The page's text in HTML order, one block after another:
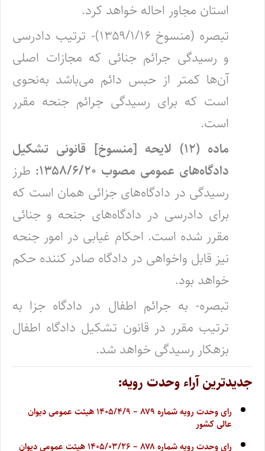
استان مجاور احاله خواهد کرد.
تبصره (منسوخ ۱۳۵۹/۱/۱۶)- ترتیب دادرسی
و رسیدگی جرائم جنائی که مجازات اصلی
آن‌ها کمتر از حبس دائم می‌باشد به‌نحوی
است که برای رسیدگی جرائم جنحه مقرر
است.
ماده (۱۲) لایحه [منسوخ] قانونی تشکیل
دادگاه‌های عمومی مصوب ۱۳۵۸/۶/۲۰:
طرز
رسیدگی در دادگاه‌های جزائی همان است که
برای دادرسی در دادگاه‌های جنحه و جنائی
مقرر شده است. احکام غیابی در امور جنحه
نیز قابل واخواهی در دادگاه صادر کننده حکم
خواهد بود.
تبصره- به جرائم اطفال در دادگاه جزا به
ترتیب مقرر در قانون تشکیل دادگاه اطفال
بزهکار رسیدگی خواهد شد.
جدیدترین آراء وحدت رویه:
رای وحدت رویه شماره ۸۷۹ – ۱۴۰۵/۴/۹ هیئت عمومی دیوان
عالی کشور
رای وحدت رویه شماره ۸۷۸ – ۱۴۰۵/۰۳/۲۶ هیئت عمومی دیوان